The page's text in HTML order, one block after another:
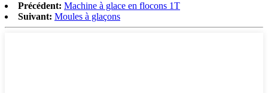
Précédent: Machine à glace en flocons 1T
Suivant: Moules à glaçons